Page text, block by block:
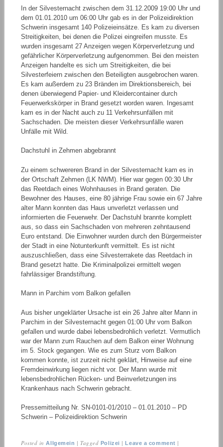
In der Silvesternacht zwischen dem 31.12.2009 19:00 Uhr und
dem 01.01.2010 um 06:00 Uhr gab es in der Polizeidirektion
Schwerin insgesamt 140 Polizeieinsätze. Es kam zu diversen
Streitigkeiten, bei denen die Polizei eingreifen musste. Es
wurden insgesamt 27 Anzeigen wegen Körperverletzung und
gefährlicher Körperverletzung aufgenommen. Bei den meisten
Anzeigen handelte es sich um Streitigkeiten, die bei
Silvesterfeiern zwischen den Beteiligten ausgebrochen waren.
Es kam außerdem zu 23 Bränden im Direktionsbereich, bei
denen überwiegend Papier- und Kleidercontainer durch
Feuerwerkskörper in Brand gesetzt worden waren. Ingesamt
kam es in der Nacht auch zu 11 Verkehrsunfällen mit
Sachschaden. Die meisten dieser Verkehrsunfälle waren
Unfälle mit Wild.
Dachstuhl in Zehmen abgebrannt
Zu einem schwereren Brand in der Silvesternacht kam es in
der Ortschaft Zehmen (LK NWM). Hier war gegen 00:30 Uhr
das Reetdach eines Wohnhauses in Brand geraten. Die
Bewohner des Hauses, eine 80 jährige Frau sowie ein 67 Jahre
alter Mann konnten das Haus unverletzt verlassen und
informierten die Feuerwehr. Der Dachstuhl brannte komplett
aus, so dass ein Sachschaden von mehreren zehntausend
Euro entstand. Die Einwohner wurden durch den Bürgermeister
der Stadt in eine Notunterkunft vermittelt. Es ist nicht
auszuschließen, dass eine Silvesterrakete das Reetdach in
Brand gesetzt hatte. Die Kriminalpolizei ermittelt wegen
fahrlässiger Brandstiftung.
Mann in Parchim vom Balkon gefallen
Aus bisher ungeklärter Ursache ist ein 26 Jahre alter Mann in
Parchim in der Silvesternacht gegen 01:00 Uhr vom Balkon
gefallen und wurde dabei lebensbedrohlich verletzt. Vermutlich
war der Mann zum Rauchen auf dem Balkon einer Wohnung
im 5. Stock gegangen. Wie es zum Sturz vom Balkon
kommen konnte, ist zurzeit nicht geklärt, Hinweise auf eine
Fremdeinwirkung liegen nicht vor. Der Mann wurde mit
lebensbedrohlichen Rücken- und Beinverletzungen ins
Krankenhaus nach Schwerin gebracht.
Pressemitteilung Nr. SN-0101-01/2010 – 01.01.2010 – PD
Schwerin – Polizeidirektion Schwerin
Posted inAllgemein |Tagged Polizei |Leave a comment |